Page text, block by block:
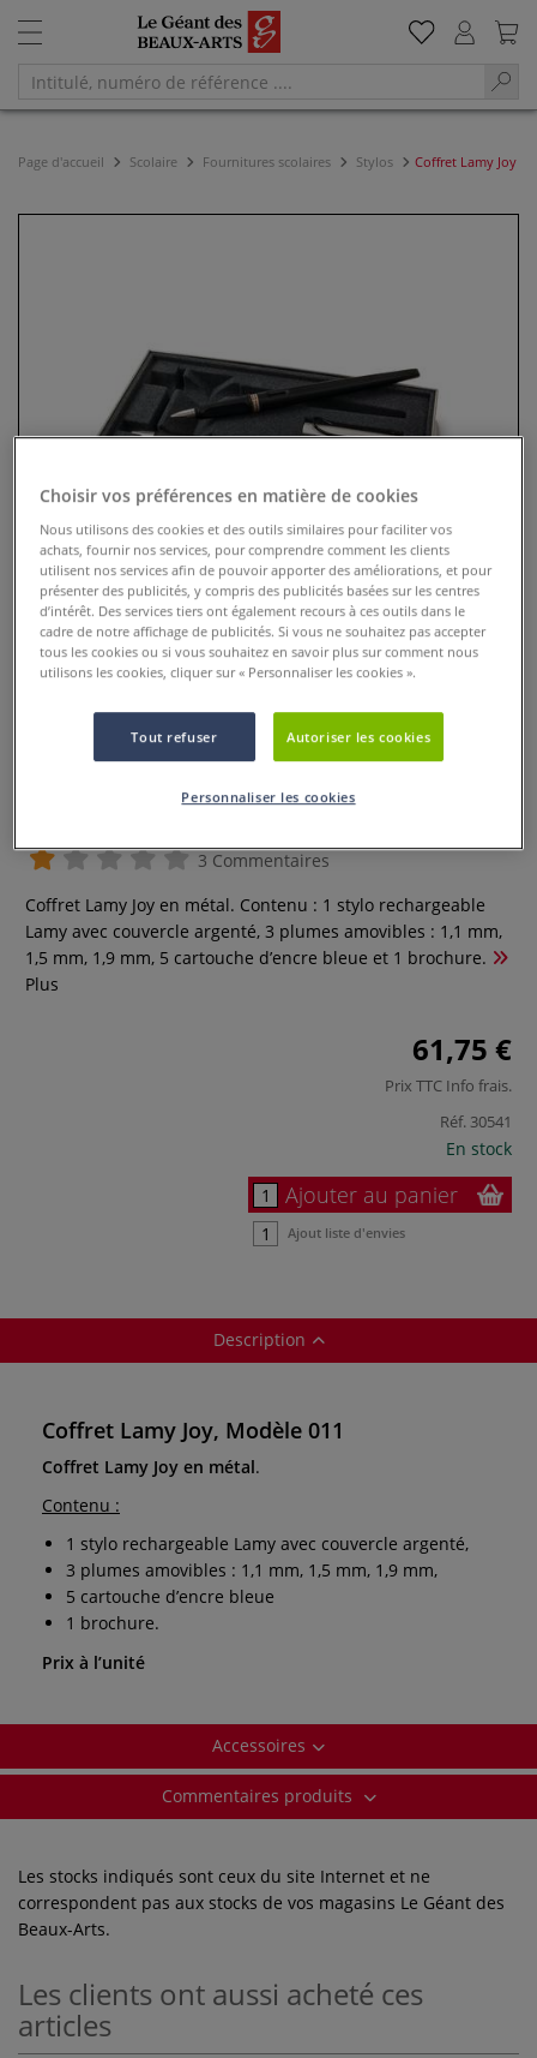
Page d'accueil Scolaire Fournitures scolaires Stylos Coffret Lamy Joy
Coffret Lamy Joy
3 Commentaires
Coffret Lamy Joy en métal. Contenu : 1 stylo rechargeable
Lamy avec couvercle argenté, 3 plumes amovibles : 1,1 mm,
1,5 mm, 1,9 mm, 5 cartouche d’encre bleue et 1 brochure.
Plus
61,75 €
Prix TTC Info frais.
Réf. 30541
En stock
Ajouter au panier
Ajout liste d'envies
Description
Coffret Lamy Joy, Modèle 011
Coffret Lamy Joy en métal.
Contenu :
1 stylo rechargeable Lamy avec couvercle argenté,
3 plumes amovibles : 1,1 mm, 1,5 mm, 1,9 mm,
5 cartouche d’encre bleue
1 brochure.
Prix à l’unité
Accessoires
Commentaires produits
Les stocks indiqués sont ceux du site Internet et ne
correspondent pas aux stocks de vos magasins Le Géant des
Beaux-Arts.
Les clients ont aussi acheté ces
articles
Choisir vos préférences en matière de cookies
Nous utilisons des cookies et des outils similaires pour faciliter vos
achats, fournir nos services, pour comprendre comment les clients
utilisent nos services afin de pouvoir apporter des améliorations, et pour
présenter des publicités, y compris des publicités basées sur les centres
d’intérêt. Des services tiers ont également recours à ces outils dans le
cadre de notre affichage de publicités. Si vous ne souhaitez pas accepter
tous les cookies ou si vous souhaitez en savoir plus sur comment nous
utilisons les cookies, cliquer sur « Personnaliser les cookies ».
Tout refuser Autoriser les cookies
Personnaliser les cookies